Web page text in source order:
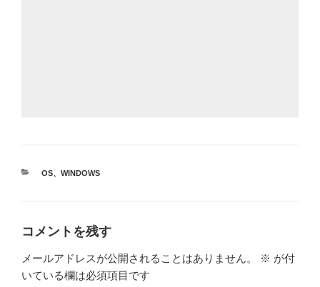
カ
OS、 WINDOWS
コメントを残す
メールアドレスが公開されることはありません。 ※ が付
いている欄は必須項目です